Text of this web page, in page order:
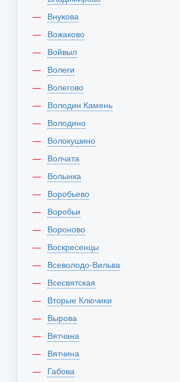
Внукова
Вожаково
Войвыл
Волеги
Волегово
Володин Камень
Володино
Волокушино
Волчата
Волынка
Воробьево
Воробьи
Вороново
Воскресенцы
Всеволодо-Вильва
Всесвятская
Вторые Ключики
Вырова
Вятчана
Вятчина
Габова